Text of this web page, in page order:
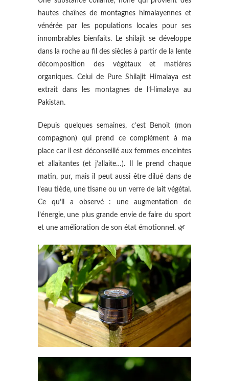
hautes chaînes de montagnes himalayennes et
vénérée par les populations locales pour ses
innombrables bienfaits. Le shilajit se développe
dans la roche au fil des siècles à partir de la lente
décomposition des végétaux et matières
organiques. Celui de Pure Shilajit Himalaya est
extrait dans les montagnes de l’Himalaya au
Pakistan.
Depuis quelques semaines, c’est Benoit (mon
compagnon) qui prend ce complément à ma
place car il est déconseillé aux femmes enceintes
et allaitantes (et j’allaite…). Il le prend chaque
matin, pur, mais il peut aussi être dilué dans de
l’eau tiède, une tisane ou un verre de lait végétal.
Ce qu’il a observé : une augmentation de
l’énergie, une plus grande envie de faire du sport
et une amélioration de son état émotionnel. 🌿